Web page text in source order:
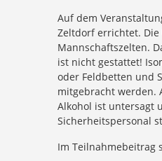
Auf dem
Zeltdorf errichtet.
Mannschaftszelten.
ist nicht gestattet!
oder Feldbetten und
mitgebracht werden.
Alkohol ist untersagt
Sicherheitspersonal
Im Teilnahmebeitrag